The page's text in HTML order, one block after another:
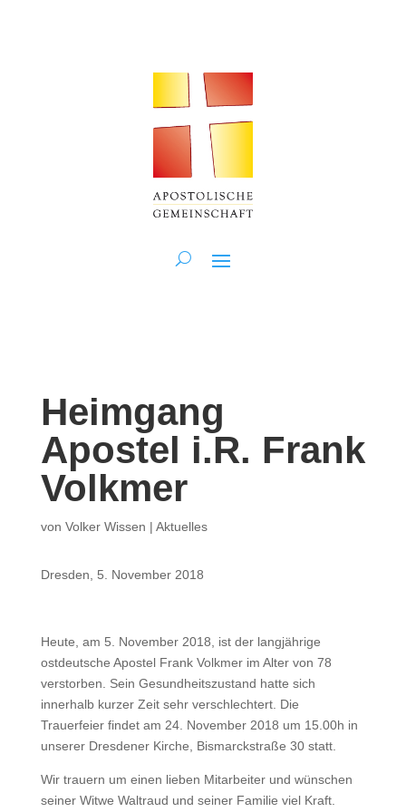
Heimgang
Apostel i.R. Frank
Volkmer
von Volker Wissen | Aktuelles
Dresden, 5. November 2018
Heute, am 5. November 2018, ist der langjährige
ostdeutsche Apostel Frank Volkmer im Alter von 78
verstorben. Sein Gesundheitszustand hatte sich
innerhalb kurzer Zeit sehr verschlechtert. Die
Trauerfeier findet am 24. November 2018 um 15.00h in
unserer Dresdener Kirche, Bismarckstraße 30 statt.
Wir trauern um einen lieben Mitarbeiter und wünschen
seiner Witwe Waltraud und seiner Familie viel Kraft.